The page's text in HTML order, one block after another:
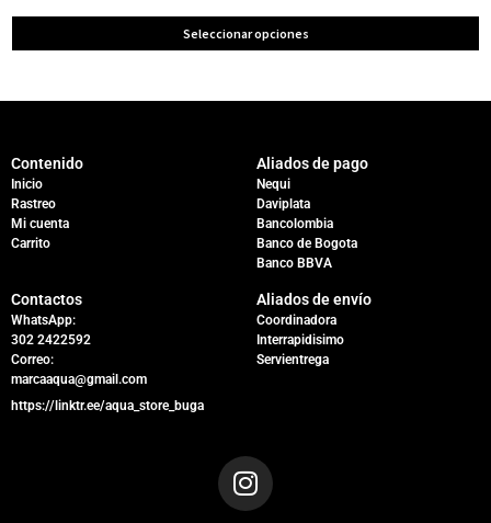
Seleccionar opciones
Contenido
Inicio
Rastreo
Mi cuenta
Carrito
Aliados de pago
Nequi
Daviplata
Bancolombia
Banco de Bogota
Banco BBVA
Contactos
WhatsApp:
302 2422592
Correo:
marcaaqua@gmail.com
https://linktr.ee/aqua_store_buga
Aliados de envío
Coordinadora
Interrapidisimo
Servientrega